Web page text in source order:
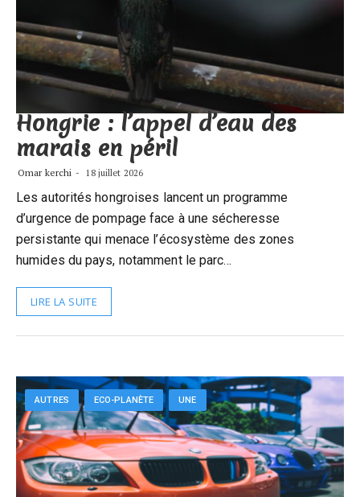
Hongrie : l’appel d’eau des
marais en péril
Omar kerchi 18 juillet 2026
Les autorités hongroises lancent un programme
d’urgence de pompage face à une sécheresse
persistante qui menace l’écosystème des zones
humides du pays, notamment le parc…
LIRE LA SUITE
AUTRES ECO-PLANÈTE UNE